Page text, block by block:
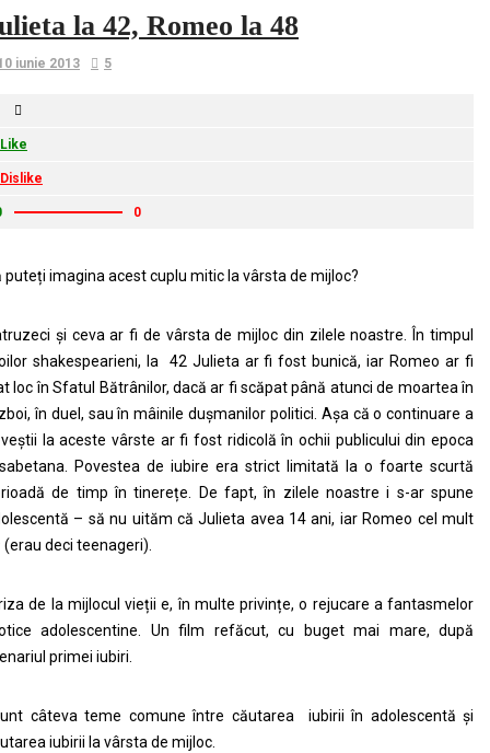
la 42, Romeo la 48
iunie 2013 5
Like
Dislike
0
puteți imagina acest cuplu mitic la vârsta de mijloc?
și ceva ar fi de vârsta de mijloc din zilele noastre. În timpul
shakespearieni, la 42 Julieta ar fi fost bunică, iar Romeo ar fi
loc în Sfatul Bătrânilor, dacă ar fi scăpat până atunci de moartea în
în duel, sau în mâinile dușmanilor politici. Așa că o continuare a
la aceste vârste ar fi fost ridicolă în ochii publicului din epoca
Povestea de iubire era strict limitată la o foarte scurtă
de timp în tinerețe. De fapt, în zilele noastre i s-ar spune
– să nu uităm că Julieta avea 14 ani, iar Romeo cel mult
(erau deci teenageri).
de la mijlocul vieții e, în multe privințe, o rejucare a fantasmelor
adolescentine. Un film refăcut, cu buget mai mare, după
primei iubiri.
câteva teme comune între căutarea iubirii în adolescentă și
iubirii la vârsta de mijloc.